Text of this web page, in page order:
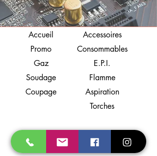
Accueil
Promo
Gaz
Soudage
Coupage
Accessoires
Consommables
E.P.I.
Flamme
Aspiration
Torches
Support
A propos